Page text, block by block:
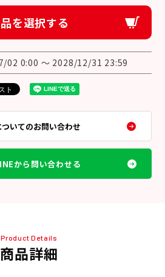
を選択する
02 0:00 〜 2028/12/31 23:59
いてのお問い合わせ
から問い合わせる
Product Details
商品詳細